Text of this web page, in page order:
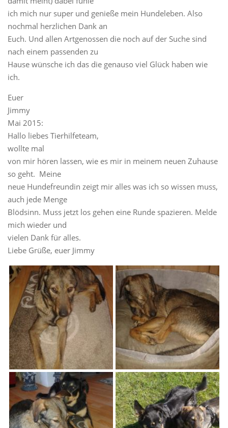
ich mich nur super und genieße mein Hundeleben. Also
nochmal herzlichen Dank an
Euch. Und allen Artgenossen die noch auf der Suche sind
nach einem passenden zu
Hause wünsche ich das die genauso viel Glück haben wie
ich.
Euer
Jimmy
Mai 2015:
Hallo liebes Tierhilfeteam,
wollte mal
von mir hören lassen, wie es mir in meinem neuen Zuhause
so geht. Meine
neue Hundefreundin zeigt mir alles was ich so wissen muss,
auch jede Menge
Blödsinn. Muss jetzt los gehen eine Runde spazieren. Melde
mich wieder und
vielen Dank für alles.
Liebe Grüße, euer Jimmy